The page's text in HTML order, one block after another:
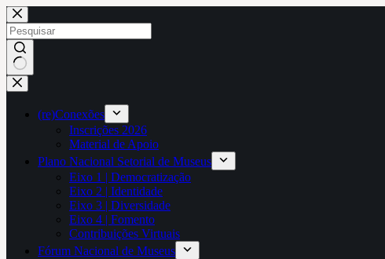
Pular
para
o
conteúdo
Sem
resultados
(re)Conexões
Inscrições 2026
Material de Apoio
Plano Nacional Setorial de Museus
Eixo 1 | Democratização
Eixo 2 | Identidade
Eixo 3 | Diversidade
Eixo 4 | Fomento
Contribuições Virtuais
Fórum Nacional de Museus